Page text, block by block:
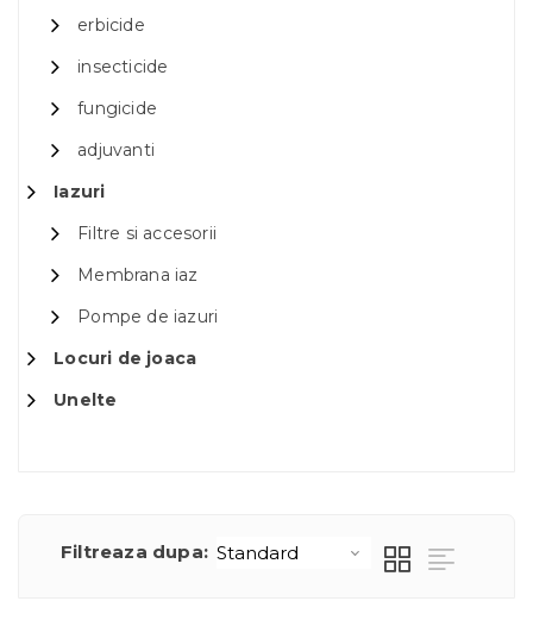
erbicide
insecticide
fungicide
adjuvanti
Iazuri
Filtre si accesorii
Membrana iaz
Pompe de iazuri
Locuri de joaca
Unelte
Filtreaza dupa: